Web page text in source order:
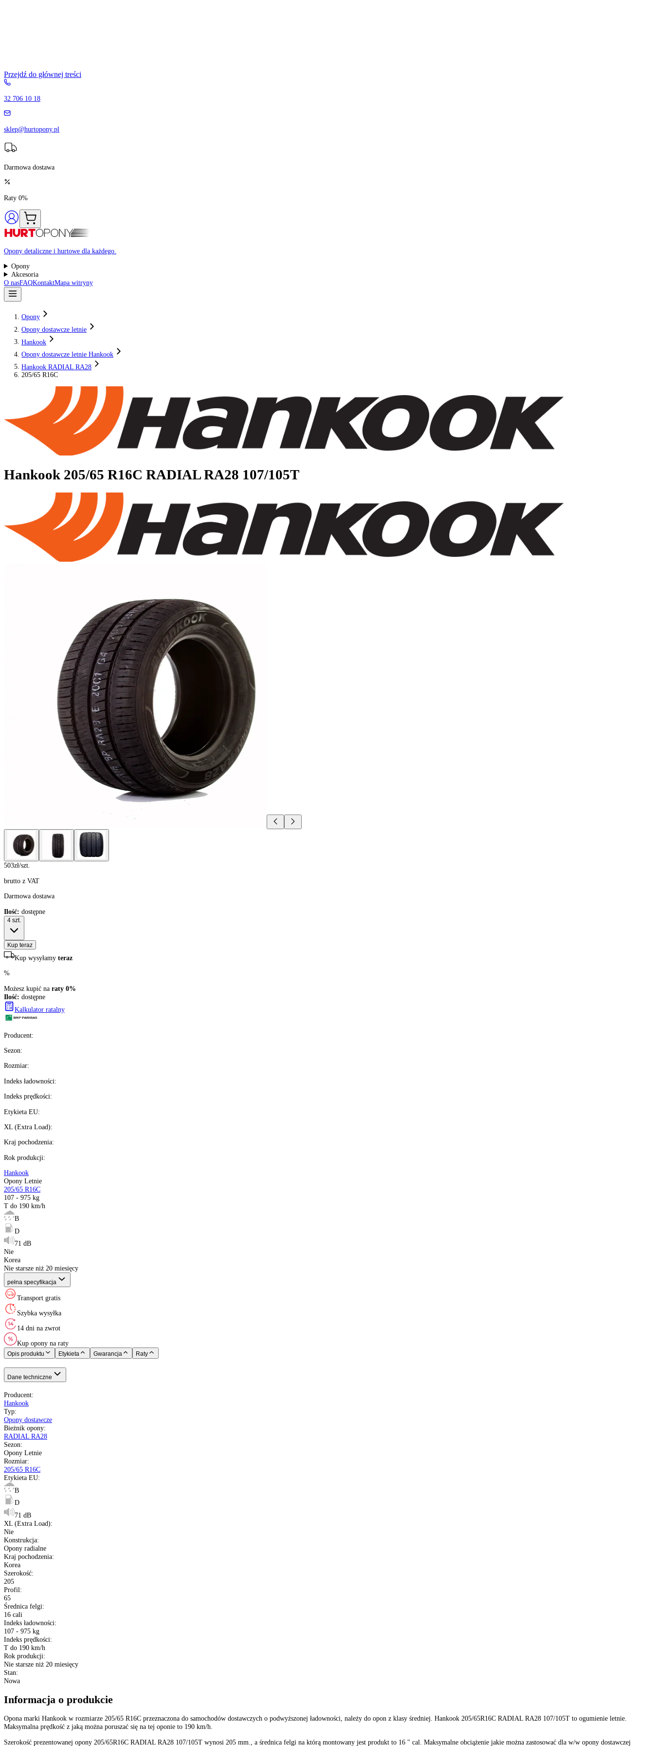
Przejdź do głównej treści
32 706 10 18
sklep@hurtopony.pl
Darmowa dostawa
Raty 0%
Opony detaliczne i hurtowe dla każdego.
Opony
O nasFAQKontakt
Opony
Opony dostawcze letnie
Hankook
Opony dostawcze letnie Hankook
Hankook RADIAL RA28
205/65 R16C
Hankook 205/65 R16C RADIAL RA28 107/105T
503zł/szt.
Darmowa dostawa
Ilość: dostępne
4szt.
Kup teraz
Kup wysyłamy
%
Możesz kupić na
Ilość:
dostępne
Rozmiar:
Indeks ładowności
Indeks prędkości
Etykieta EU
XL (Extra Load)
Kraj pochodzenia:
Rok produkcji:
Hankook
Opony Letnie
205/65 R16C
107 - 975 kg
T do 190 km/h
B
D
71 dB
Nie
Korea
Nie starsze niż 20 miesięcy
pełna specyfikacja
Transport gratis
Szybka wysyłka
14 dni na zwrot
Kup opony na raty
Opis produktu
Dane techniczne
Producent:
Hankook
Typ:
Opony dostawcze
Bieżnik opony
RADIAL RA28
Sezon:
Opony Letnie
Rozmiar:
205/65 R16C
Etykieta EU:
B
D
71 dB
Nie
Opony radialne
Kraj pochodzenia:
Korea